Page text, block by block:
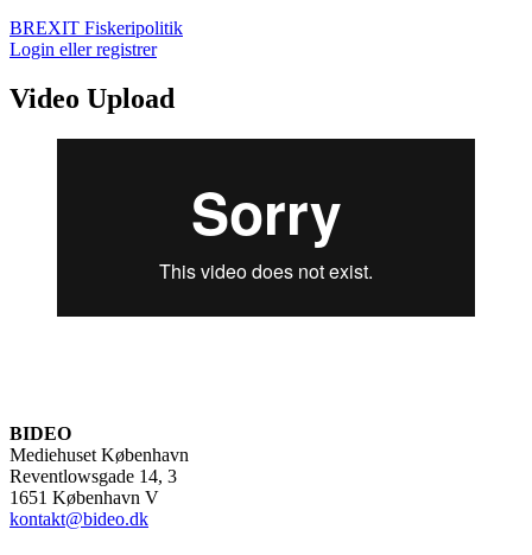
BREXIT Fiskeripolitik
Login eller registrer
Video Upload
BIDEO
Mediehuset København
Reventlowsgade 14, 3
1651 København V
kontakt@bideo.dk